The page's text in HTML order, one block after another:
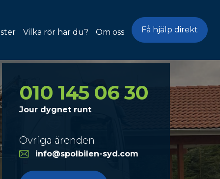
Vilka rör har du? Om oss Få hjälp direkt
010 145 06 30
Jour dygnet runt
Övriga ärenden
info@spolbilen-syd.com